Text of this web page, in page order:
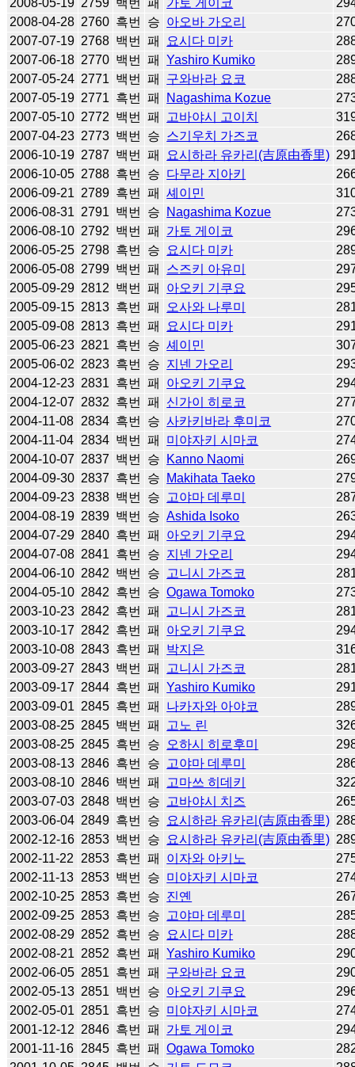
2008-04-28 2760 흑번 승 아오바 가오리
2007-07-19 2768 백번 패 요시다 미카
2007-06-18 2770 백번 패 Yashiro Kumiko
2007-05-24 2771 백번 패 구와바라 요코
2007-05-19 2771 흑번 패 Nagashima Kozue
2007-05-10 2772 백번 패 고바야시 고이치
2007-04-23 2773 백번 승 스기우치 가즈코
2006-10-19 2787 백번 패 요시하라 유카리(吉原由香里)
2006-10-05 2788 흑번 승 다무라 지아키
2006-09-21 2789 흑번 패 셰이민
2006-08-31 2791 백번 승 Nagashima Kozue
2006-08-10 2792 백번 패 가토 게이코
2006-05-25 2798 흑번 승 요시다 미카
2006-05-08 2799 백번 패 스즈키 아유미
2005-09-29 2812 백번 패 아오키 기쿠요
2005-09-15 2813 흑번 패 오사와 나루미
2005-09-08 2813 흑번 패 요시다 미카
2005-06-23 2821 흑번 승 셰이민
2005-06-02 2823 흑번 승 지넨 가오리
2004-12-23 2831 흑번 패 아오키 기쿠요
2004-12-07 2832 흑번 패 신가이 히로코
2004-11-08 2834 흑번 승 사카키바라 후미코
2004-11-04 2834 백번 패 미야자키 시마코
2004-10-07 2837 백번 승 Kanno Naomi
2004-09-30 2837 흑번 승 Makihata Taeko
2004-09-23 2838 백번 승 고야마 데루미
2004-08-19 2839 백번 승 Ashida Isoko
2004-07-29 2840 흑번 패 아오키 기쿠요
2004-07-08 2841 흑번 승 지넨 가오리
2004-06-10 2842 백번 승 고니시 가즈코
2004-05-10 2842 흑번 승 Ogawa Tomoko
2003-10-23 2842 흑번 패 고니시 가즈코
2003-10-17 2842 흑번 패 아오키 기쿠요
2003-10-08 2843 흑번 패 박지은
2003-09-27 2843 백번 패 고니시 가즈코
2003-09-17 2844 흑번 패 Yashiro Kumiko
2003-09-01 2845 흑번 패 나카자와 아야코
2003-08-25 2845 백번 패 고노 린
2003-08-25 2845 흑번 승 오하시 히로후미
2003-08-13 2846 흑번 승 고야마 데루미
2003-08-10 2846 백번 패 고마쓰 히데키
2003-07-03 2848 백번 승 고바야시 치즈
2003-06-04 2849 흑번 승 요시하라 유카리(吉原由香里)
2002-12-16 2853 백번 승 요시하라 유카리(吉原由香里)
2002-11-22
2853 흑번 패 이자와 아키노
2002-11-13 2853 백번 승 미야자키 시마코
2002-10-25 2853 흑번 승 진옌
2002-09-25 2853 흑번 승 고야마 데루미
2002-08-29 2852 흑번 승 요시다 미카
2002-08-21 2852 흑번 패 Yashiro Kumiko
2002-06-05 2851 흑번 패 구와바라 요코
2002-05-13 2851 백번 승 아오키 기쿠요
2002-05-01 2851 흑번 승 미야자키 시마코
2001-12-12 2846 흑번 패 가토 게이코
2001-11-16 2845 흑번 패 Ogawa Tomoko